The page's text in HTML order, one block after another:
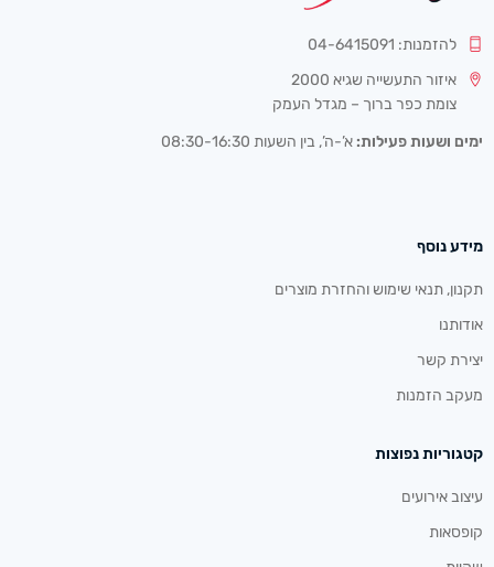
להזמנות: 04-6415091
איזור התעשייה שגיא 2000
צומת כפר ברוך – מגדל העמק
ימים ושעות פעילות: א’-ה’, בין השעות 08:30-16:30
מידע נוסף
תקנון, תנאי שימוש והחזרת מוצרים
אודותנו
יצירת קשר
מעקב הזמנות
קטגוריות נפוצות
עיצוב אירועים
קופסאות